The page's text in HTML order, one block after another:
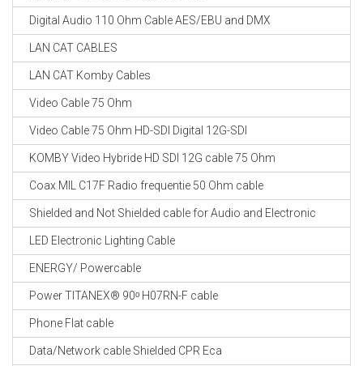
Digital Audio 110 Ohm Cable AES/EBU and DMX
LAN CAT CABLES
LAN CAT Komby Cables
Video Cable 75 Ohm
Video Cable 75 Ohm HD-SDI Digital 12G-SDI
KOMBY Video Hybride HD SDI 12G cable 75 Ohm
Coax MIL C17F Radio frequentie 50 Ohm cable
Shielded and Not Shielded cable for Audio and Electronic
LED Electronic Lighting Cable
ENERGY/ Powercable
Power TITANEX® 90ᵒ H07RN-F cable
Phone Flat cable
Data/Network cable Shielded CPR Eca